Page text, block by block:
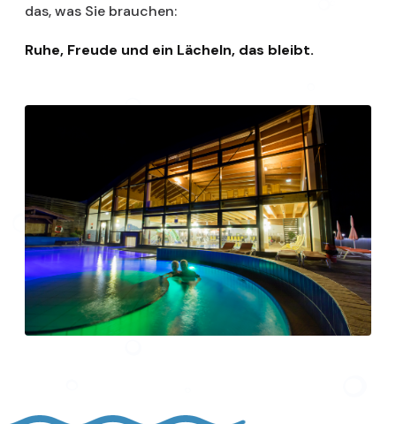
das, was Sie brauchen:
Ruhe, Freude und ein Lächeln, das bleibt.